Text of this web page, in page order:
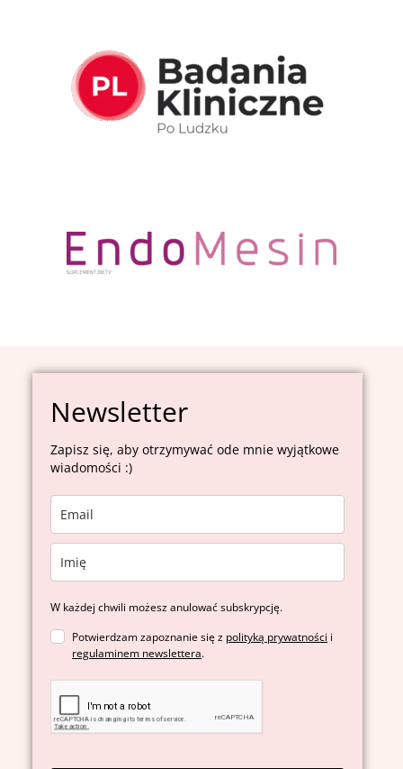
Newsletter
Zapisz się, aby otrzymywać ode mnie wyjątkowe
wiadomości :)
W każdej chwili możesz anulować subskrypcję.
Potwierdzam zapoznanie się z polityką prywatności i
regulaminem newslettera.